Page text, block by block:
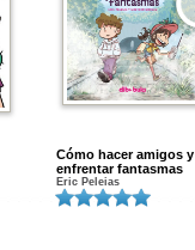
Cómo hacer amigos y
enfrentar fantasmas
Eric Peleias